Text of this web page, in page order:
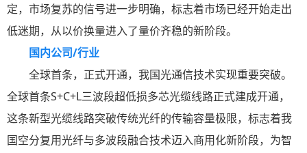
定，市场复苏的信号进一步明确，标志着市场已经开始走出
低迷期，从以价换量进入了量价齐稳的新阶段。
国内公司/行业
全球首条，正式开通，我国光通信技术实现重要突破。
全球首条S+C+L三波段超低损多芯光缆线路正式建成开通，
这条新型光缆线路突破传统光纤的传输容量极限，标志着我
国空分复用光纤与多波段融合技术迈入商用化新阶段，为智